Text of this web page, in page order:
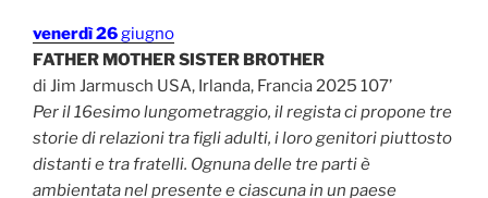
venerdì 26giugno
FATHER MOTHER SISTER BROTHER
di Jim Jarmusch USA, Irlanda, Francia 2025 107’
Per il 16esimo lungometraggio, il regista ci propone tre
storie di relazioni tra figli adulti, i loro genitori piuttosto
distanti e tra fratelli. Ognuna delle tre parti è
ambientata nel presente e ciascuna in un paese